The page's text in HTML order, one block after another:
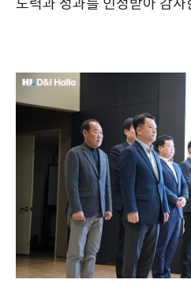
노력과 성과를 인정받아 감